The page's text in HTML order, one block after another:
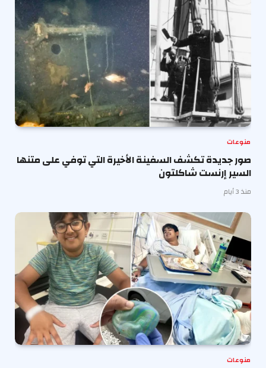
منوعات
صور جديدة تكشف السفينة الأخيرة التي توفي على متنها
السير إرنست شاكلتون
منذ 3 أيام
منوعات